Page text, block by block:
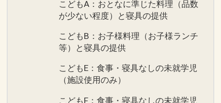
こどもA：おとなに準じた料理（品数
が少ない程度）と寝具の提供
こどもB：お子様料理（お子様ランチ
等）と寝具の提供
こどもE：食事・寝具なしの未就学児
（施設使用のみ）
こどもF：食事・寝具なしの未就学児